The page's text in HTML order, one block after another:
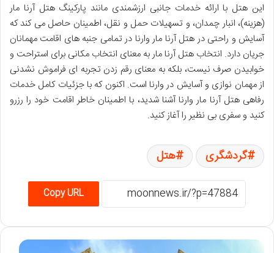
این هتل با ارائه خدمات جانبی ارزشمندی مانند پارکینگ هتل آرنا مار
(هزینه)، انبار چمدان، و تسهیلات حمل و نقل، اطمینان حاصل می کند که
آسایش و راحتی در هتل آرنا مار وارنا در تمامی جنبه های اقامت مهمانان
جریان دارد. انتخاب هتل آرنا مار به معنای انتخاب مکانی برای استراحت و
خوابیدن صرف نیست، بلکه به معنای رقم زدن تجربه ای فراموش نشدنی
از مهمان نوازی و آسایش در وارنا است. اکنون که با جزئیات کامل خدمات
رفاهی هتل آرنا مار وارنا آشنا شدید، با اطمینان خاطر اقامت خود را رزرو
کنید و سفری بی نظیر را آغاز کنید.
گردشگری هتل
Copy URL